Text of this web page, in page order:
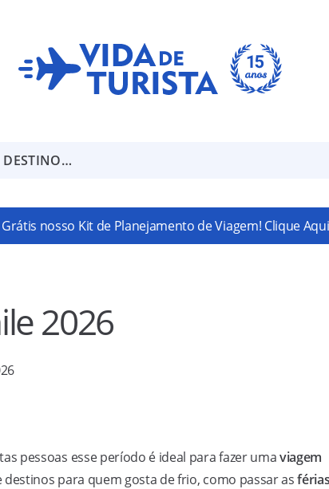
DESTINO…
Grátis nosso Kit de Planejamento de Viagem! Clique
2026
pessoas esse período é ideal para fazer umaviagem
destinos para quem gosta de frio, como passar as